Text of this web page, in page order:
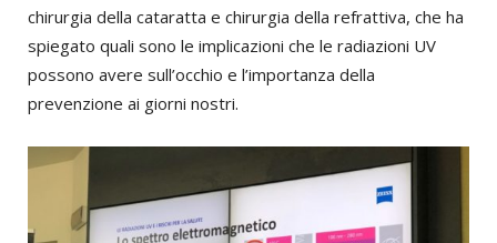
chirurgia della cataratta e chirurgia della refrattiva, che ha
spiegato quali sono le implicazioni che le radiazioni UV
possono avere sull’occhio e l’importanza della
prevenzione ai giorni nostri.